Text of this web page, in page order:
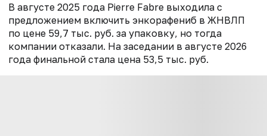
В августе 2025 года Pierre Fabre выходила с
предложением включить энкорафениб в ЖНВЛП
по цене 59,7 тыс. руб. за упаковку, но тогда
компании отказали. На заседании в августе 2026
года финальной стала цена 53,5 тыс. руб.